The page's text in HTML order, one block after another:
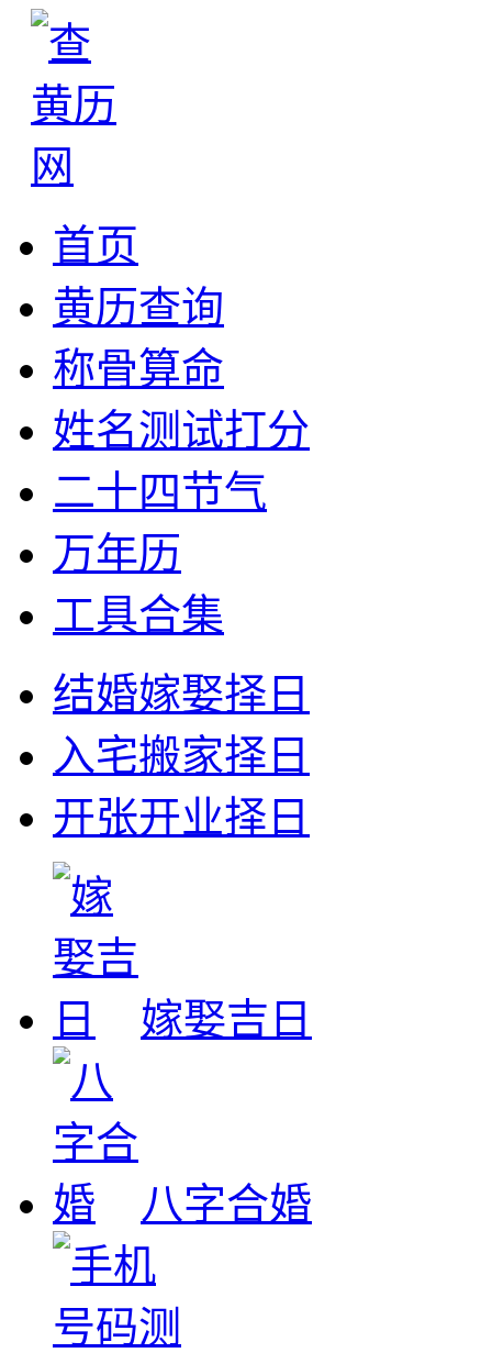
首页
黄历查询
称骨算命
姓名测试打分
二十四节气
万年历
工具合集
结婚嫁娶择日
入宅搬家择日
开张开业择日
嫁娶吉日
八字合婚